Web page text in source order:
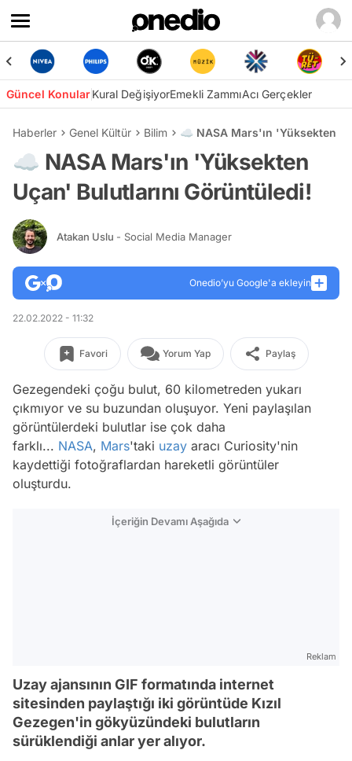
Güncel KonularKural DeğişiyorEmekli ZammıAcı Gerçekler
Haberler Genel Kültür Bilim ☁️ NASA Mars'ın 'Yüksekten
☁️ NASA Mars'ın 'Yüksekten
Uçan' Bulutlarını Görüntüledi!
Atakan Uslu - Social Media Manager
Onedio’yu Google'a ekleyin
22.02.2022 - 11:32
Favori Yorum Yap Paylaş
Gezegendeki çoğu bulut, 60 kilometreden yukarı
çıkmıyor ve su buzundan oluşuyor. Yeni paylaşılan
görüntülerdeki bulutlar ise çok daha
farklı... NASA, Mars'taki uzay aracı Curiosity'nin
kaydettiği fotoğraflardan hareketli görüntüler
oluşturdu.
İçeriğin Devamı Aşağıda
Reklam
Uzay ajansının GIF formatında internet
sitesinden paylaştığı iki görüntüde Kızıl
Gezegen'in gökyüzündeki bulutların
sürüklendiği anlar yer alıyor.